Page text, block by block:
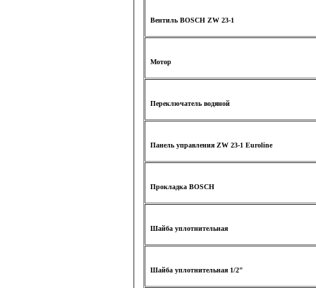
Вентиль BOSCH ZW 23-1
Мотор
Переключатель водяной
Панель управления ZW 23-1 Euroline
Прокладка BOSCH
Шайба уплотнительная
Шайба уплотнительная 1/2"